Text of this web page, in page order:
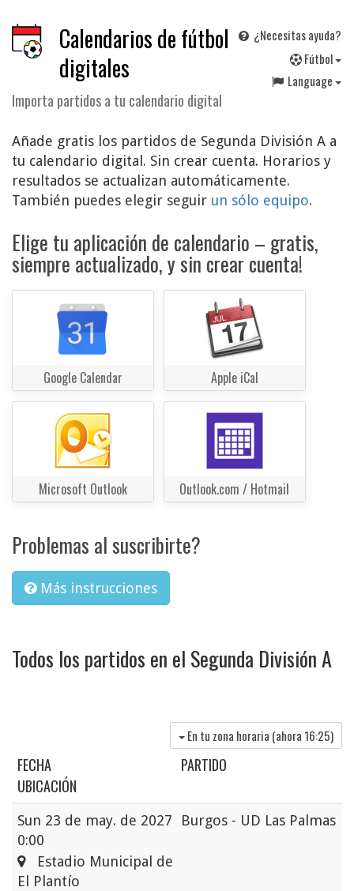
Calendarios de fútbol
digitales
Importa partidos a tu calendario digital
¿Necesitas ayuda?
Fútbol
Language
Añade gratis los partidos de Segunda División A a
tu calendario digital. Sin crear cuenta. Horarios y
resultados se actualizan automáticamente.
También puedes elegir seguir un sólo equipo.
Elige tu aplicación de calendario – gratis,
siempre actualizado, y sin crear cuenta!
Google Calendar Apple iCal
Microsoft Outlook Outlook.com / Hotmail
Problemas al suscribirte?
Más instrucciones
Todos los partidos en el Segunda División A
En tu zona horaria (ahora 16:25)
FECHA
PARTIDO
UBICACIÓN
Sun 23 de may. de 2027
0:00
Burgos - UD Las Palmas
Estadio Municipal de
El Plantío